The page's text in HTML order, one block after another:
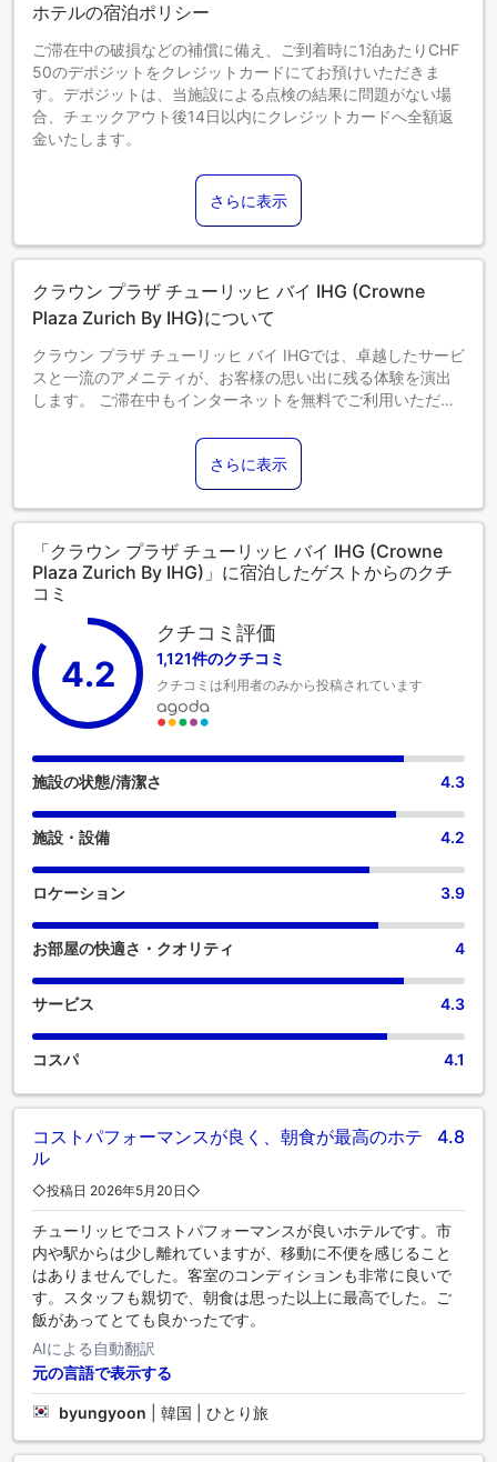
ホテルの宿泊ポリシー
ご滞在中の破損などの補償に備え、ご到着時に1泊あたりCHF
50のデポジットをクレジットカードにてお預けいただきま
す。デポジットは、当施設による点検の結果に問題がない場
合、チェックアウト後14日以内にクレジットカードへ全額返
金いたします。
エキストラベッドをお申し込みください。
エキストラベッドの追加可否は、お部屋タイプにより異なり
ます。各部屋タイプ欄の記載をご確認ください。
さらに表示
クラウン プラザ チューリッヒ バイ IHG (Crowne
Plaza Zurich By IHG)について
クラウン プラザ チューリッヒ バイ IHGでは、卓越したサービ
スと一流のアメニティが、お客様の思い出に残る体験を演出
します。 ご滞在中もインターネットを無料でご利用いただけ
ューリッヒでの小旅行や観光、追加アクティビティの手配が
簡単になります。ご宿泊のお客様は、当宿泊施設の駐車場を
ご利用いただけます。 コンシェルジュサービスなどのフロン
トデスクサービスもご利用いただけます。当宿泊施設のチケ
配や予約をサポートしています。 クラウン プラザ チューリッ
ヒ バイ IHGで提供されるランドリーサービスを利用して、お
好みの服装で常にベストな装いを。ゆったりとした日中や夜
には、ルームサービスなどの室内設備・サービスで、お部屋
での滞在を最大限にお楽しみいただけます。ちょっとしたも
の、急遽必要になった場合でも、当宿泊施設から一歩も出る
ことなく、コンビニエンスストアが素早くニーズを満たして
くれます。 健康上の理由により、当宿泊施設内は全面禁煙で
す。喫煙は、当宿泊施設によって指定された喫煙ゾーンでの
み許可されています。クラウン プラザ チューリッヒ バイ IHG
の客室は、快適で家庭的な雰囲気をお客様に提供するため
ンサービスを備えた客室もあり、快適にお過ごしいただけま
す。 クラウン プラザ チューリッヒ バイ IHGには、独立した
リビングルームやバルコニー、テラスなど、ユニークなデザ
インの客室がございます。 一部の客室では、ビデオストリー
しみいただけます。コーヒーや紅茶を淹れるのに必要なもの
がすべて揃っている客室もあるので、喉が渇いても安心で
す。バスルームの重要性を理解している当宿泊施設では、バ
スローブ、タオル、ドライヤーをご用意しております。 クラ
ご用意しております。 休日の朝は、館内のカフェで毎日提供
される一杯のコーヒーから始めましょう。当宿泊施設では、
きるおいしい食事の選択肢を豊富に提供しています。 すぐ近
くにある当宿泊施設のエンターテイメントオプションで、旅
の仲間と忘れられない夜を体験しましょう。クラウン プラザ
取るオプションがあり、食事に関しては抜群の快適さと手軽
さを保証しています。当宿泊施設では、舌の肥えたゲストが
好みに合わせた料理設備を館内で楽しむこともできます。ク
ラウン プラザ チューリッヒ バイ IHGでは、お客様が滞在中に
楽しめるレジャー設備も充実しています。スパ施設に立ち寄
れば、一日の締めくくりにふさわしい癒しのひとときを過ご
すことができるでしょう。スイミングプールに飛び込んで、
完璧な休日を始めましょう。当宿泊施設にはフィットネス設
備があり、旅行中の健康と体力維持にご利用いただけます。
さらに表示
「クラウン プラザ チューリッヒ バイ IHG (Crowne
Plaza Zurich By IHG)」に宿泊したゲストからのクチ
コミ
4.2
クチコミ評価
1,121件のクチコミ
クチコミは利用者のみから投稿されています
施設の状態/清潔さ 4.3
施設・設備 4.2
ロケーション 3.9
お部屋の快適さ・クオリティ 4
サービス 4.3
コスパ 4.1
コストパフォーマンスが良く、朝食が最高のホテ
ル
4.8
◇投稿日 2026年5月20日◇
チューリッヒでコストパフォーマンスが良いホテルです。市
内や駅からは少し離れていますが、移動に不便を感じること
はありませんでした。客室のコンディションも非常に良いで
す。スタッフも親切で、朝食は思った以上に最高でした。ご
飯があってとても良かったです。
AIによる自動翻訳
元の言語で表示する
byungyoon 韓国 | ひとり旅